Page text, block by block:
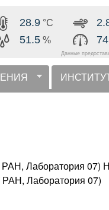
28.9 °C
51.5 %
Данные
меню
РАН, Лаборатория
Лаборатория 07)